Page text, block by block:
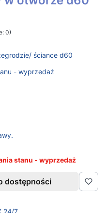
0)
ściance d60
- wyprzedaż
stanu - wyprzedaż
dostępności
24/7